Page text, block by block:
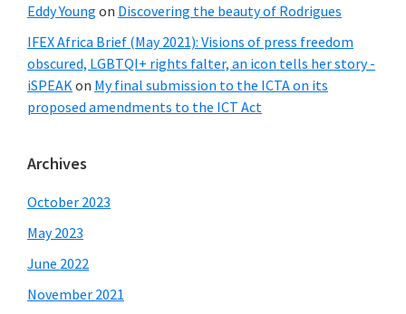
Eddy Young on Discovering the beauty of Rodrigues
IFEX Africa Brief (May 2021): Visions of press freedom
obscured, LGBTQI+ rights falter, an icon tells her story -
iSPEAK on My final submission to the ICTA on its
proposed amendments to the ICT Act
Archives
October 2023
May 2023
June 2022
November 2021